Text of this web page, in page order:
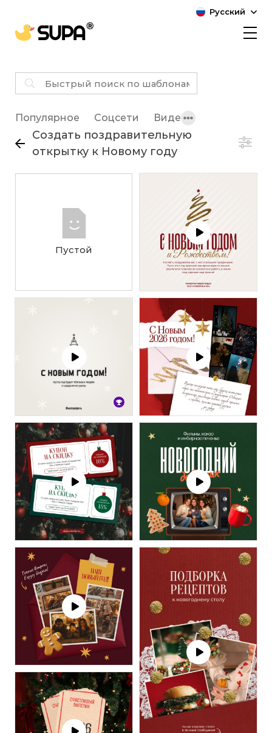
Русский
Популярное Соцсети Видео
Создать поздравительную
открытку к Новому году
Пустой